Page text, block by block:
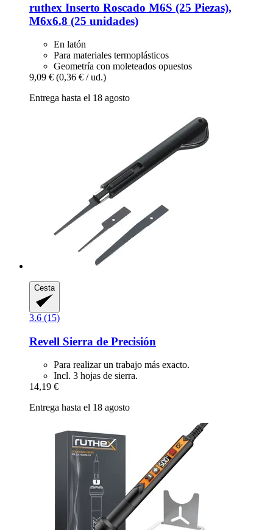
ruthex Inserto Roscado M6S (25 Piezas),
M6x6.8 (25 unidades)
En latón
Para materiales termoplásticos
Geometría con moleteados opuestos
9,09 € (0,36 € / ud.)
Entrega hasta el 18 agosto
Cesta
3.6 (15)
Revell Sierra de Precisión
Para realizar un trabajo más exacto.
Incl. 3 hojas de sierra.
14,19 €
Entrega hasta el 18 agosto